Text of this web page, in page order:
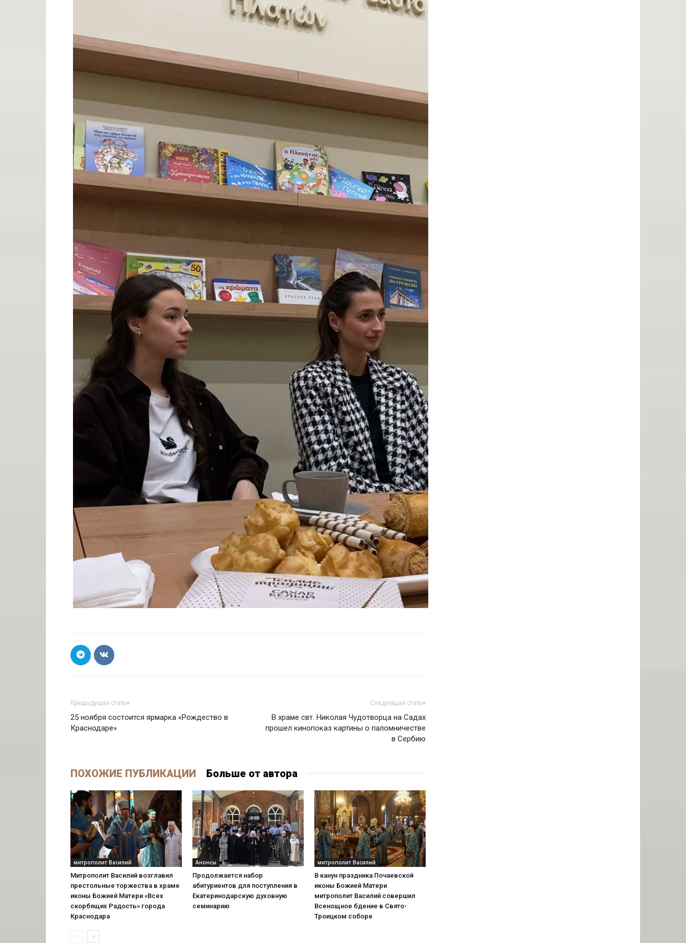
Предыдущая статья
25 ноября состоится ярмарка «Рождество в
Краснодаре»
Следующая статья
В храме свт. Николая Чудотворца на Садах
прошел кинопоказ картины о паломничестве
в Сербию
ПОХОЖИЕ ПУБЛИКАЦИИ Больше от автора
митрополит Василий
Митрополит Василий возглавил
престольные торжества в храме
иконы Божией Матери «Всех
скорбящих Радость» города
Краснодара
Анонсы
Продолжается набор
абитуриентов для поступления в
Екатеринодарскую духовную
семинарию
митрополит Василий
В канун праздника Почаевской
иконы Божией Матери
митрополит Василий совершил
Всенощное бдение в Свято-
Троицком соборе